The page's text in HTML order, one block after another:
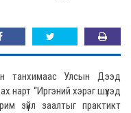
танхимаас Улсын Дээд
нарт “Иргэний хэрэг шүүхэд
зүйл заалтыг практикт